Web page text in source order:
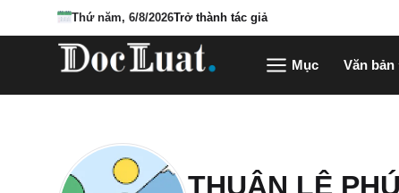
Thứ năm, 6/8/2026Trở thành tác giả
Mục Văn bản
THUẬN LÊ